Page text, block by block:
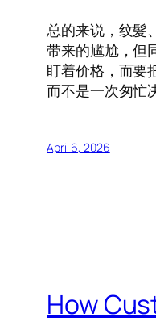
总的来说，纹髮
带来的尴尬，但
盯着价格，而要
而不是一次匆忙
April 6, 2026
How